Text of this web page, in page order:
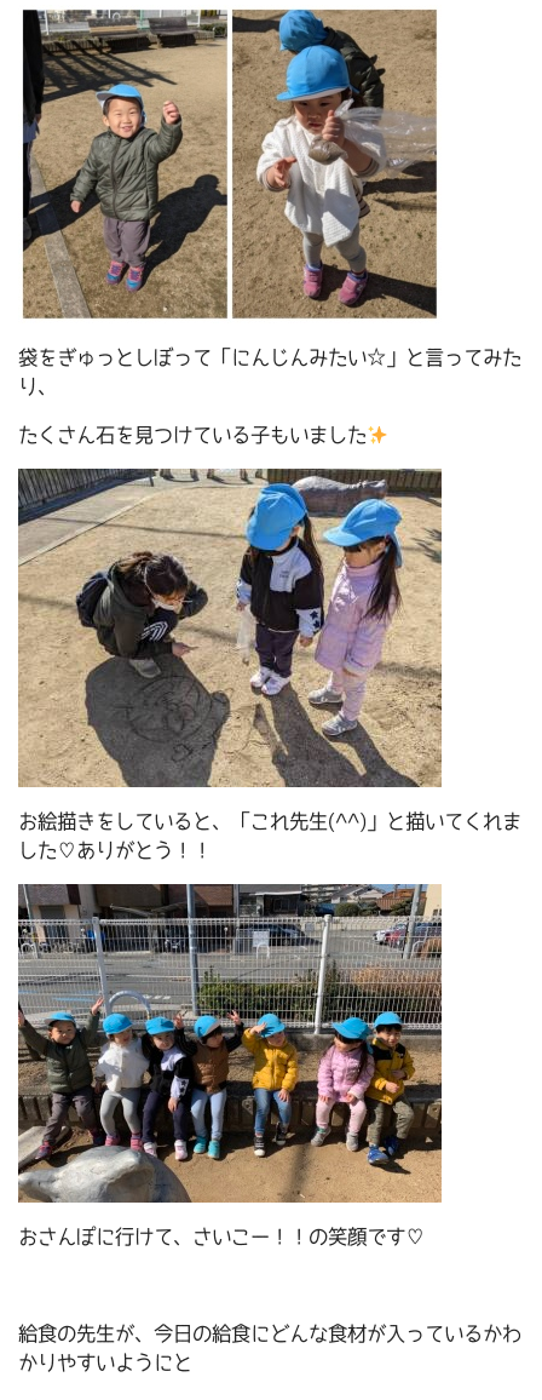
袋をぎゅっとしぼって「にんじんみたい☆」と言ってみた
り、
たくさん石を見つけている子もいました
お絵描きをしていると、「これ先生(^^)」と描いてくれま
した♡ありがとう！！
おさんぽに行けて、さいこー！！の笑顔です♡
給食の先生が、今日の給食にどんな食材が入っているかわ
かりやすいようにと